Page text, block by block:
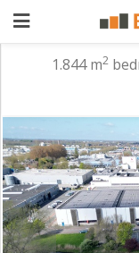
aanbieden
Pand
zoeken
Waarom
adverteren
Premium
1.844 m2